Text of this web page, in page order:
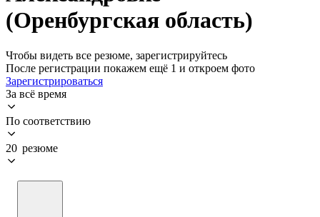
(Оренбургская область)
Чтобы видеть все резюме, зарегистрируйтесь
После регистрации покажем ещё 1 и откроем фото
Зарегистрироваться
За всё время
По соответствию
20 резюме